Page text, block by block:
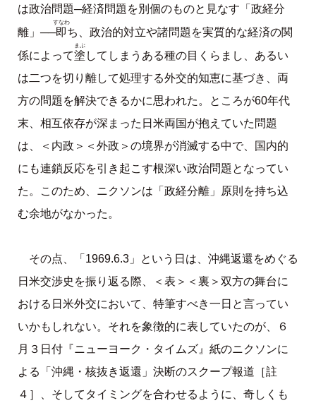
は政治問題─経済問題を別個のものと見なす「政経分
離」──即
すなわ
ち、政治的対立や諸問題を実質的な経済の関
係によって塗
まぶ
してしまうある種の目くらまし、あるい
は二つを切り離して処理する外交的知恵に基づき、両
方の問題を解決できるかに思われた。ところが60年代
末、相互依存が深まった日米両国が抱えていた問題
は、＜内政＞＜外政＞の境界が消滅する中で、国内的
にも連鎖反応を引き起こす根深い政治問題となってい
た。このため、ニクソンは「政経分離」原則を持ち込
む余地がなかった。
その点、「1969.6.3」という日は、沖縄返還をめぐる
日米交渉史を振り返る際、＜表＞＜裏＞双方の舞台に
おける日米外交において、特筆すべき一日と言ってい
いかもしれない。それを象徴的に表していたのが、６
月３日付『ニューヨーク・タイムズ』紙のニクソンに
よる「沖縄・核抜き返還」決断のスクープ報道［註
４］、そしてタイミングを合わせるように、奇しくも